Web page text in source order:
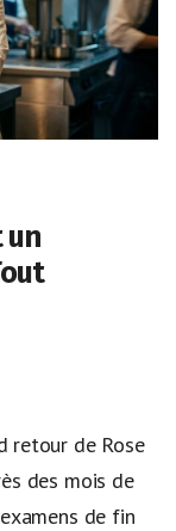
un
retour de Rose
des mois de
de fin